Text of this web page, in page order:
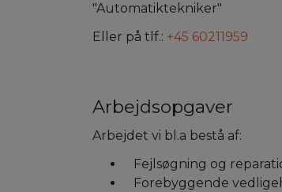
"Automatiktekniker"
Eller på tlf.: +45 60211959
Arbejdsopgaver
Arbejdet vi bl.a bestå af:
Fejlsøgning og
Forebyggende